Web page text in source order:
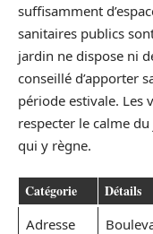
suffisamment
sanitaires publics
jardin ne dispose ni
conseillé d’apporter
période estivale. Les
respecter le calme
qui y règne.
Catégorie Détails
Adresse